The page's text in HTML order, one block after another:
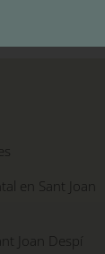
en Sant Joan
Joan Despí